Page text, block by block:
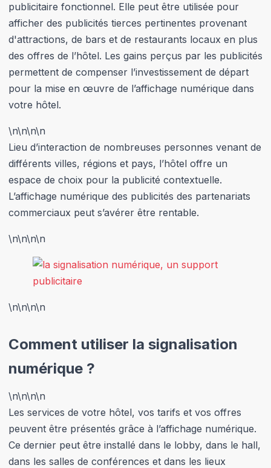
publicitaire fonctionnel. Elle peut être utilisée pour
afficher des publicités tierces pertinentes provenant
d'attractions, de bars et de restaurants locaux en plus
des offres de l’hôtel. Les gains perçus par les publicités
permettent de compenser l’investissement de départ
pour la mise en œuvre de l’affichage numérique dans
votre hôtel.
\n\n\n\n
Lieu d’interaction de nombreuses personnes venant de
différents villes, régions et pays, l’hôtel offre un
espace de choix pour la publicité contextuelle.
L’affichage numérique des publicités des partenariats
commerciaux peut s’avérer être rentable.
\n\n\n\n
\n\n\n\n
Comment utiliser la signalisation
numérique ?
\n\n\n\n
Les services de votre hôtel, vos tarifs et vos offres
peuvent être présentés grâce à l’affichage numérique.
Ce dernier peut être installé dans le lobby, dans le hall,
dans les salles de conférences et dans les lieux